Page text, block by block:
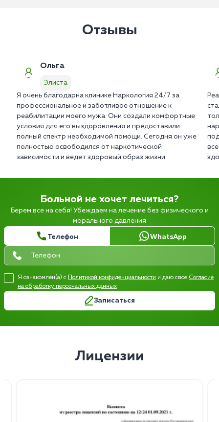
Отзывы
Ольга
Элиста
Я очень благодарна клинике Наркология 24/7 за
профессиональное и заботливое отношение к
реабилитации моего мужа. Они создали комфортные
условия для его выздоровления и предоставили
полный спектр необходимой помощи. Сегодня он уже
полностью освободился от наркотической
зависимости и ведет здоровый образ жизни.
Больной не хочет лечиться?
Берем все на себя! Убеждаем на лечение без физического и
морального давления
Телефон WhatsApp
Я ознакомлен(а) с Политикой конфиденциальности и даю свое Согласие
на обработку персональных данных
Записаться
Лицензии